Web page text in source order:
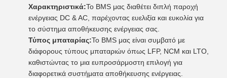
Χαρακτηριστικά:Το BMS μας διαθέτει διπλή παροχή
ενέργειας DC & AC, παρέχοντας ευελιξία και ευκολία για
το σύστημα αποθήκευσης ενέργειας σας.
Τύπος μπαταρίας:Το BMS μας είναι συμβατό με
διάφορους τύπους μπαταριών όπως LFP, NCM και LTO,
καθιστώντας το μια ευπροσάρμοστη επιλογή για
διαφορετικά συστήματα αποθήκευσης ενέργειας.